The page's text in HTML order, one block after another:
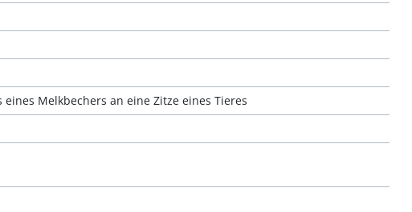
Melkbechers an eine Zitze eines Tieres